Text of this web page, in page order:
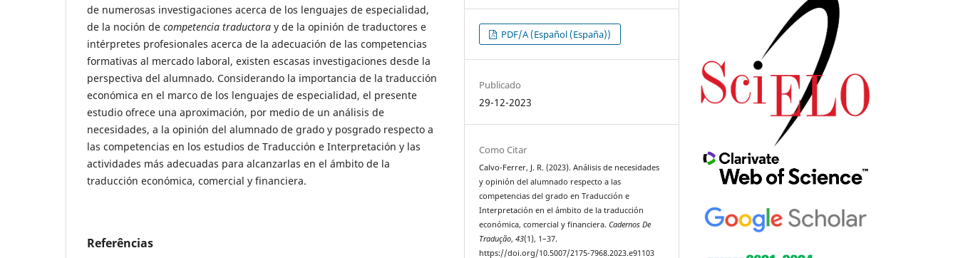
de numerosas investigaciones acerca de los lenguajes de especialidad,
de la noción de competencia traductora y de la opinión de traductores e
intérpretes profesionales acerca de la adecuación de las competencias
formativas al mercado laboral, existen escasas investigaciones desde la
perspectiva del alumnado. Considerando la importancia de la traducción
económica en el marco de los lenguajes de especialidad, el presente
estudio ofrece una aproximación, por medio de un análisis de
necesidades, a la opinión del alumnado de grado y posgrado respecto a
las competencias en los estudios de Traducción e Interpretación y las
actividades más adecuadas para alcanzarlas en el ámbito de la
traducción económica, comercial y financiera.
Referências
PDF/A (Español (España))
Publicado
29-12-2023
Como Citar
Calvo-Ferrer, J. R. (2023). Análisis de necesidades
y opinión del alumnado respecto a las
competencias del grado en Traducción e
Interpretación en el ámbito de la traducción
económica, comercial y financiera.Cadernos De
Tradução,43(1), 1–37.
https://doi.org/10.5007/2175-7968.2023.e91103